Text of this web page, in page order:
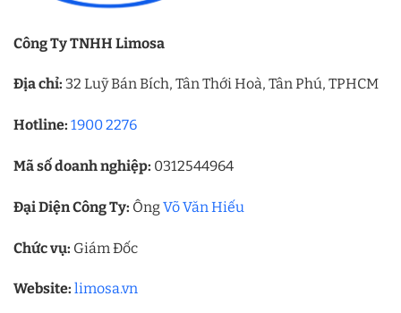
Công Ty TNHH Limosa
Địa chỉ: 32 Luỹ Bán Bích, Tân Thới Hoà, Tân Phú, TPHCM
Hotline: 1900 2276
Mã số doanh nghiệp: 0312544964
Đại Diện Công Ty: ÔngVõ Văn Hiếu
Chức vụ: Giám Đốc
Website: limosa.vn